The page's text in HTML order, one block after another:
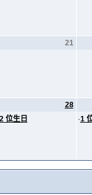
21
28
2 位生日 ·1